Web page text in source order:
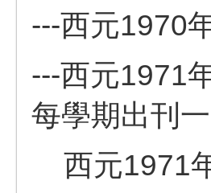
---西元1970
---西元1971
每學期出刊一
西元1971